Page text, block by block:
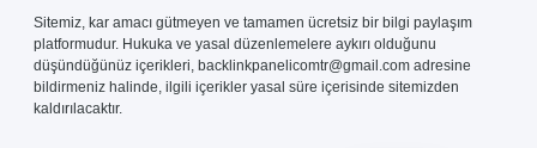
Sitemiz, kar amacı gütmeyen ve tamamen ücretsiz bir bilgi paylaşım
platformudur. Hukuka ve yasal düzenlemelere aykırı olduğunu
düşündüğünüz içerikleri, backlinkpanelicomtr@gmail.com adresine
bildirmeniz halinde, ilgili içerikler yasal süre içerisinde sitemizden
kaldırılacaktır.